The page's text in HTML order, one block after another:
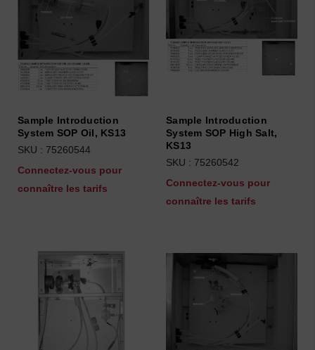
Sample Introduction
System SOP Oil, KS13
SKU : 75260544
Connectez-vous pour
connaître les tarifs
Sample Introduction
System SOP High Salt,
KS13
SKU : 75260542
Connectez-vous pour
connaître les tarifs